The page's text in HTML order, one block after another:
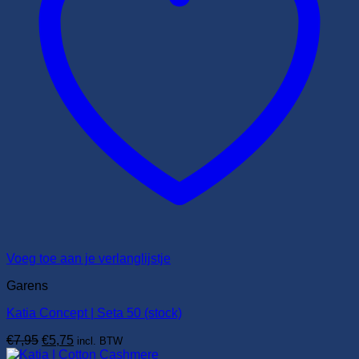
Voeg toe aan je verlanglijstje
Garens
Katia Concept | Seta 50 (stock)
€7,95 Oorspronkelijke
prijs
€5,75 Huidige
prijs
incl. BTW